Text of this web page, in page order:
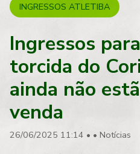
INGRESSOS ATLETIBA
Ingressos para
torcida do
ainda não
venda
26/06/2025 11:14 • • Notícias